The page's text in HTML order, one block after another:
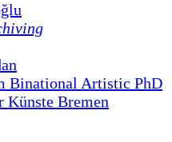
Binational Artistic PhD
Künste Bremen